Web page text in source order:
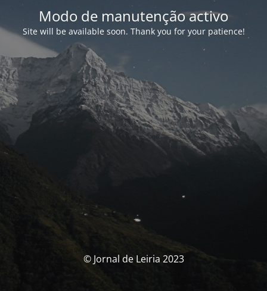
Modo de manutenção activo
Site will be available soon. Thank you for your patience!
© Jornal de Leiria 2023